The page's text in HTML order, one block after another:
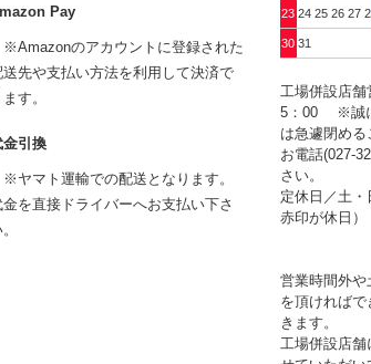
Pay
のアカウントに登録された
送先や支払い方法を利用して決済で
ます。
金引換
ヤマト運輸での配送となります。
金を直接ドライバーへお支払い下さ
23 24 25 26 27
30 31
工場併設店舗
5：00 ※誠に
は急遽閉める
お電話(027-
さい。
定休日／土
赤印が休日）
営業時間外や
を頂ければ
きます。
工場併設店舗